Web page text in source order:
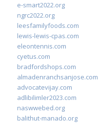
e-smart2022.org
ngrc2022.org
leesfamilyfoods.com
lewis-lewis-cpas.com
eleontennis.com
cyetus.com
bradfordshops.com
almadenranchsanjose.com
advocatevijay.com
adlibilimler2023.com
naswwebed.org
balithut-manado.org